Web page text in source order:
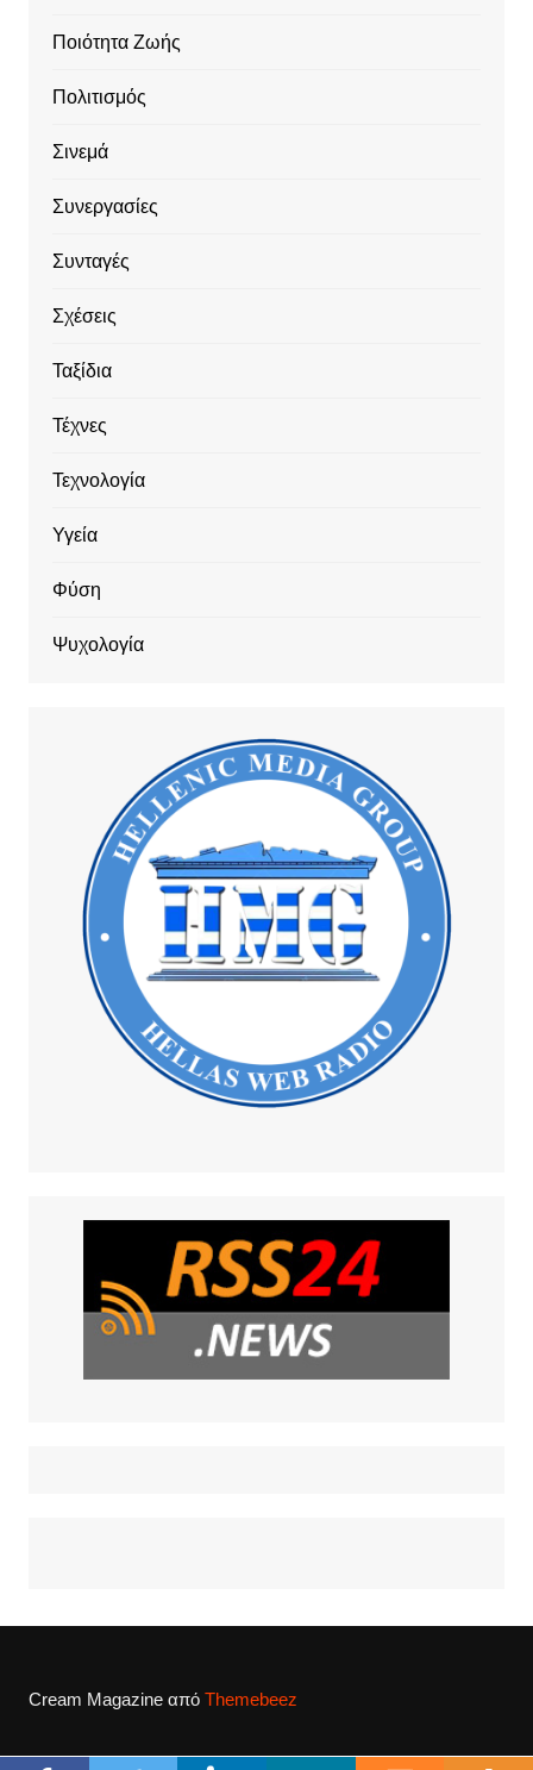
Ποιότητα Ζωής
Πολιτισμός
Σινεμά
Συνεργασίες
Συνταγές
Σχέσεις
Ταξίδια
Τέχνες
Τεχνολογία
Υγεία
Φύση
Ψυχολογία
Cream Magazine από Themebeez